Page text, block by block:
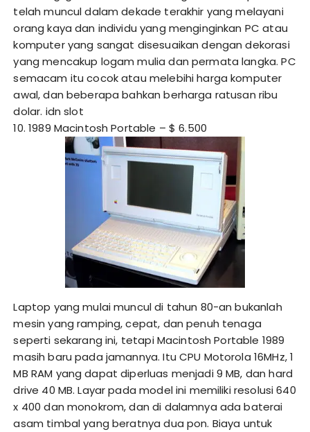
telah muncul dalam dekade terakhir yang melayani
orang kaya dan individu yang menginginkan PC atau
komputer yang sangat disesuaikan dengan dekorasi
yang mencakup logam mulia dan permata langka. PC
semacam itu cocok atau melebihi harga komputer
awal, dan beberapa bahkan berharga ratusan ribu
dolar. idn slot
10. 1989 Macintosh Portable – $ 6.500
Laptop yang mulai muncul di tahun 80-an bukanlah
mesin yang ramping, cepat, dan penuh tenaga
seperti sekarang ini, tetapi Macintosh Portable 1989
masih baru pada jamannya. Itu CPU Motorola 16MHz, 1
MB RAM yang dapat diperluas menjadi 9 MB, dan hard
drive 40 MB. Layar pada model ini memiliki resolusi 640
x 400 dan monokrom, dan di dalamnya ada baterai
asam timbal yang beratnya dua pon. Biaya untuk